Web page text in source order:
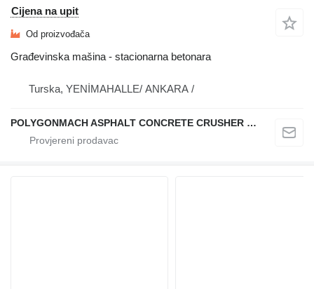
Cijena na upit
Od proizvođača
Građevinska mašina - stacionarna betonara
Turska, YENİMAHALLE/ ANKARA /
POLYGONMACH ASPHALT CONCRETE CRUSHER SYSTEMS